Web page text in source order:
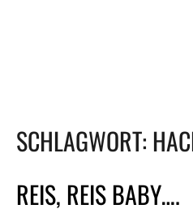
SCHLAGWORT:
REIS, REIS BABY….